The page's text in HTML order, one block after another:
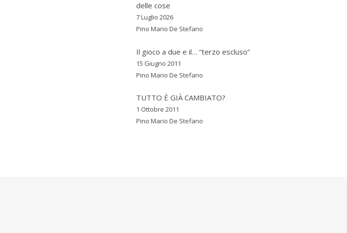
delle cose
7 Luglio 2026
Pino Mario De Stefano
Il gioco a due e il… “terzo escluso”
15 Giugno 2011
Pino Mario De Stefano
TUTTO È GIÀ CAMBIATO?
1 Ottobre 2011
Pino Mario De Stefano